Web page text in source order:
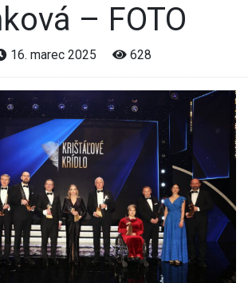
– FOTO
16. marec 2025 628